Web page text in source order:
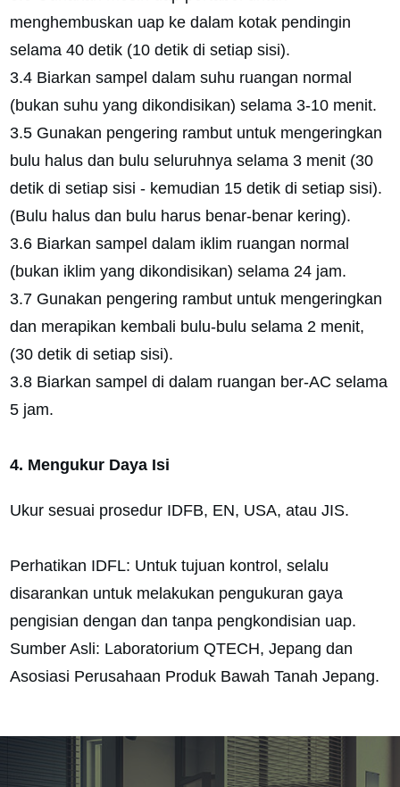
menghembuskan uap ke dalam kotak pendingin
selama 40 detik (10 detik di setiap sisi).
3.4 Biarkan sampel dalam suhu ruangan normal
(bukan suhu yang dikondisikan) selama 3-10 menit.
3.5 Gunakan pengering rambut untuk mengeringkan
bulu halus dan bulu seluruhnya selama 3 menit (30
detik di setiap sisi - kemudian 15 detik di setiap sisi).
(Bulu halus dan bulu harus benar-benar kering).
3.6 Biarkan sampel dalam iklim ruangan normal
(bukan iklim yang dikondisikan) selama 24 jam.
3.7 Gunakan pengering rambut untuk mengeringkan
dan merapikan kembali bulu-bulu selama 2 menit,
(30 detik di setiap sisi).
3.8 Biarkan sampel di dalam ruangan ber-AC selama
5 jam.
4. Mengukur Daya Isi
Ukur sesuai prosedur IDFB, EN, USA, atau JIS.
Perhatikan IDFL: Untuk tujuan kontrol, selalu
disarankan untuk melakukan pengukuran gaya
pengisian dengan dan tanpa pengkondisian uap.
Sumber Asli: Laboratorium QTECH, Jepang dan
Asosiasi Perusahaan Produk Bawah Tanah Jepang.